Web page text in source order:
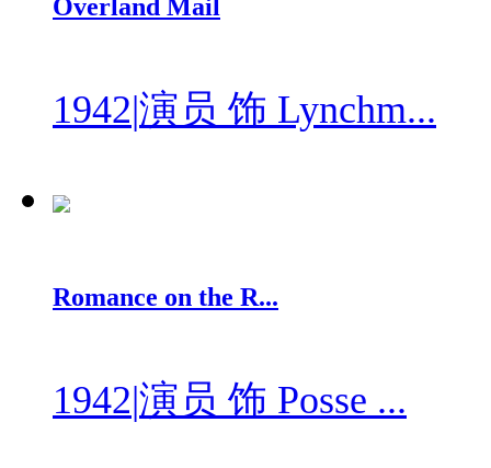
Overland Mail
1942|演员 饰 Lynchm...
Romance on the R...
1942|演员 饰 Posse ...